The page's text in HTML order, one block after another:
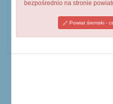
bezpośrednio na stronie
Powiat śremski -